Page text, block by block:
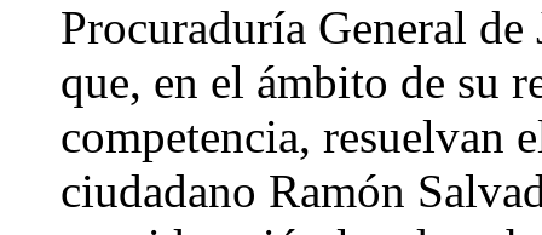
Procuraduría General
que, en el ámbito de su
competencia, resuelvan
ciudadano Ramón